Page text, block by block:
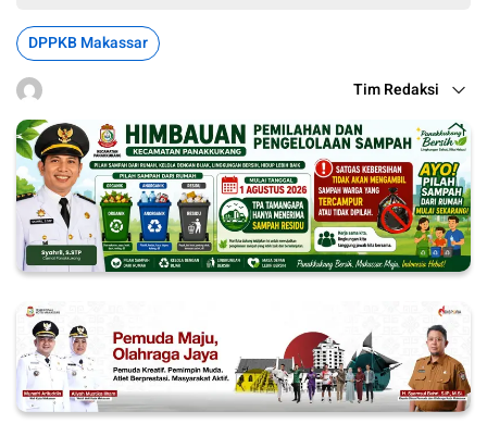
DPPKB Makassar
Tim Redaksi